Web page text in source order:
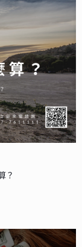
？